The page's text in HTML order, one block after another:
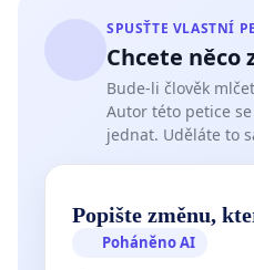
SPUSŤTE VLASTNÍ
Chcete něco
Bude-li člověk
Autor této petice
jednat. Uděláte to
Popište změnu,
Poháněno AI